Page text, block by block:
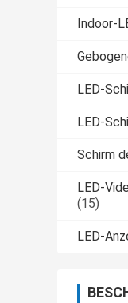
Indoor-
LED-
LED-
Schirm
LED-
(15)
LED-